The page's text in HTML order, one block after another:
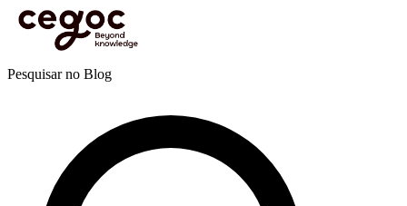
Skip to main content
Está aqui:Home > Recursos
poderosas no Coaching
Pesquisar no Blog